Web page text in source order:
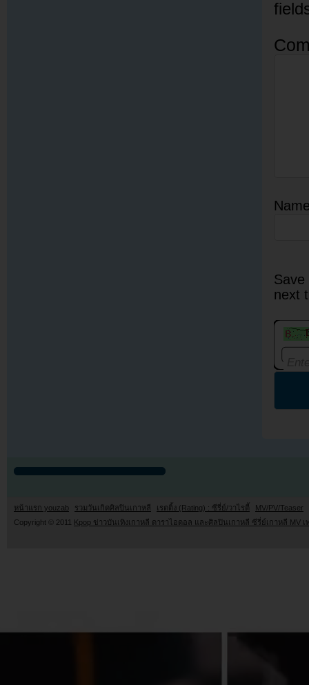
next
หน้าแรก youzab รวมวันเกิดศิลปินเกาหลี เรตติ้ง (Rating) : ซีรี่ย์/วาไรตี้
MV/PV/Teaser
Copyright © 2011
Kpop ข่าวบันเทิงเกาหลี ดาราไอดอล และศิลปินเกาหลี ซีรี่ย์เกาหลี MV